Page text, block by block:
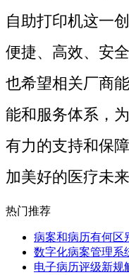
自助打印机这一
便捷、高效、安
也希望相关厂商
能和服务体系，
有力的支持和保
加美好的医疗未来
热门推荐
病案和病历有何区
数字化病案管理系
电子病历评级新规